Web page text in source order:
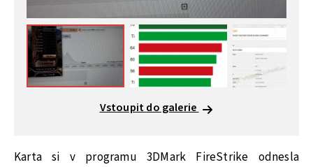
Vstoupit do galerie
Karta si v programu 3DMark FireStrike odnesla